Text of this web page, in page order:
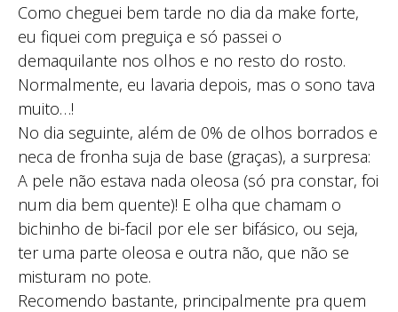
Como cheguei bem tarde no dia da make forte,
eu fiquei com preguiça e só passei o
demaquilante nos olhos e no resto do rosto.
Normalmente, eu lavaria depois, mas o sono tava
muito…!
No dia seguinte, além de 0% de olhos borrados e
neca de fronha suja de base (graças), a surpresa:
A pele não estava nada oleosa (só pra constar, foi
num dia bem quente)! E olha que chamam o
bichinho de bi-facil por ele ser bifásico, ou seja,
ter uma parte oleosa e outra não, que não se
misturam no pote.
Recomendo bastante, principalmente pra quem